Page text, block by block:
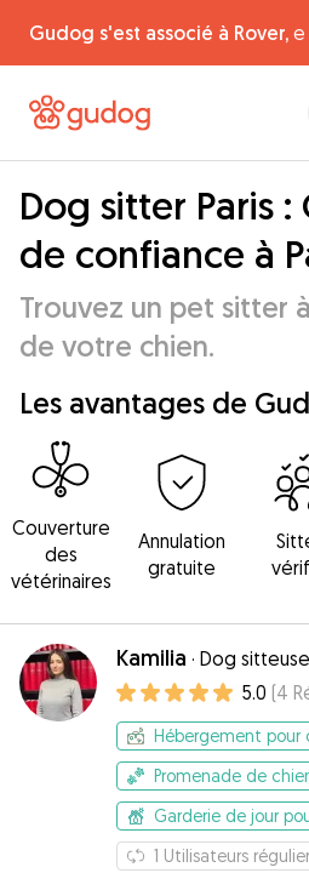
Gudog s'est associé à Rover, e
Dog sitter Paris
de confiance à
Trouvez un pet sitter
de votre chien.
Les avantages de
Couverture
des
vétérinaires
Annulation
gratuite
Kamilia · Dog sitteuse
5.0 (4
Hébergement pour
Promenade de
Garderie de jour
1 Utilisateurs